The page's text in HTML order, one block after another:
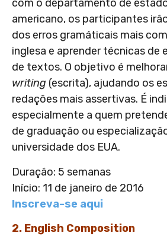
com o departamento de
americano, os participantes
dos erros gramáticais mais
inglesa e aprender técnicas de
de textos. O objetivo é
writing (escrita), ajudando os
redações mais assertivas. É
especialmente a quem
de graduação ou
universidade dos EUA.
Duração: 5 semanas
Início: 11 de janeiro de 2016
Inscreva-se aqui
2. English Composition